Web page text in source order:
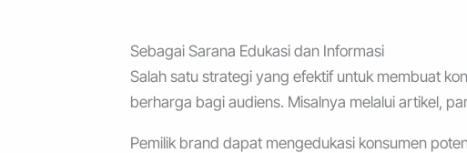
Sebagai Sarana Edukasi dan Informasi
Salah satu strategi yang efektif untuk membuat
berharga bagi audiens. Misalnya melalui artikel,
Pemilik brand dapat mengedukasi konsumen